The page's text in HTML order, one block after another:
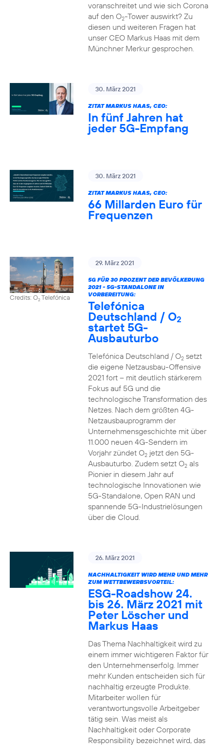
voranschreitet und wie sich Corona
auf den O2-Tower auswirkt? Zu
diesen und weiteren Fragen hat
unser CEO Markus Haas mit dem
Münchner Merkur gesprochen.
30. März 2021
ZITAT MARKUS HAAS, CEO:
In fünf Jahren hat
jeder 5G-Empfang
30. März 2021
ZITAT MARKUS HAAS, CEO:
66 Millarden Euro für
Frequenzen
Credits: O2Telefónica
29. März 2021
5G FÜR 30 PROZENT DER BEVÖLKERUNG
2021 - 5G-STANDALONE IN
VORBEREITUNG:
Telefónica
Deutschland / O2
startet 5G-
Ausbauturbo
Telefónica Deutschland / O2setzt
die eigene Netzausbau-Offensive
2021 fort – mit deutlich stärkerem
Fokus auf 5G und die
technologische Transformation des
Netzes. Nach dem größten 4G-
Netzausbauprogramm der
Unternehmensgeschichte mit über
11.000 neuen 4G-Sendern im
Vorjahr zündet O2jetzt den 5G-
Ausbauturbo. Zudem setzt O2als
Pionier in diesem Jahr auf
technologische Innovationen wie
5G-Standalone, Open RAN und
spannende 5G-Industrielösungen
über die Cloud.
26. März 2021
NACHHALTIGKEIT WIRD MEHR UND MEHR
ZUM WETTBEWERBSVORTEIL:
ESG-Roadshow 24.
bis 26. März 2021 mit
Peter Löscher und
Markus Haas
Das Thema Nachhaltigkeit wird zu
einem immer wichtigeren Faktor für
den Unternehmenserfolg. Immer
mehr Kunden entscheiden sich für
nachhaltig erzeugte Produkte.
Mitarbeiter wollen für
verantwortungsvolle Arbeitgeber
tätig sein. Was meist als
Nachhaltigkeit oder Corporate
Responsibility bezeichnet wird, das